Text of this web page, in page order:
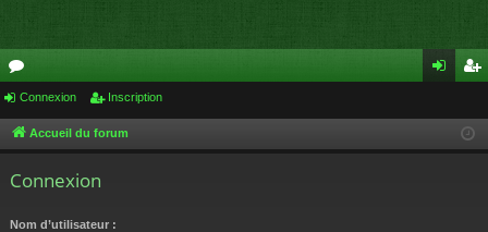
or
u cri
Connexion Inscription
Accueil du forum
Connexion
Nom d’utilisateur :